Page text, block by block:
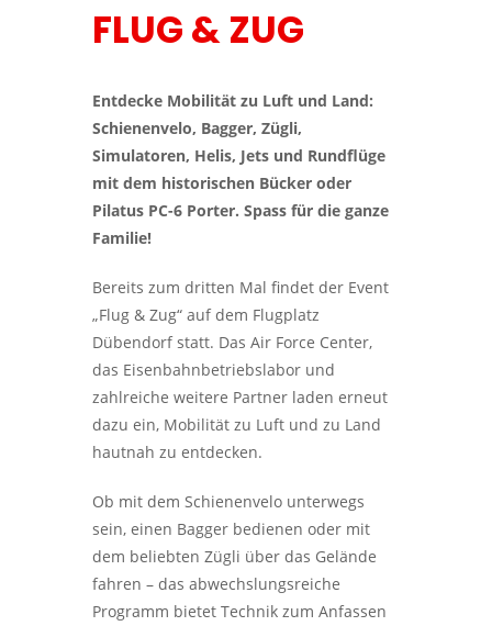
FLUG & ZUG
Entdecke Mobilität zu Luft und Land:
Schienenvelo, Bagger, Zügli,
Simulatoren, Helis, Jets und Rundflüge
mit dem historischen Bücker oder
Pilatus PC-6 Porter. Spass für die ganze
Familie!
Bereits zum dritten Mal findet der Event
„Flug & Zug“ auf dem Flugplatz
Dübendorf statt. Das Air Force Center,
das Eisenbahnbetriebslabor und
zahlreiche weitere Partner laden erneut
dazu ein, Mobilität zu Luft und zu Land
hautnah zu entdecken.
Ob mit dem Schienenvelo unterwegs
sein, einen Bagger bedienen oder mit
dem beliebten Zügli über das Gelände
fahren – das abwechslungsreiche
Programm bietet Technik zum Anfassen